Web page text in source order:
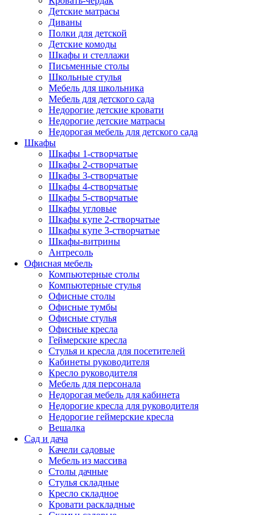
Детские матрасы
Диваны
Полки для детской
Детские комоды
Шкафы и стеллажи
Письменные столы
Школьные стулья
Мебель для школьника
Мебель для детского сада
Недорогие детские кровати
Недорогие детские матрасы
Недорогая мебель для детского сада
Шкафы
Шкафы 1-створчатые
Шкафы 2-створчатые
Шкафы 3-створчатые
Шкафы 4-створчатые
Шкафы 5-створчатые
Шкафы угловые
Шкафы купе 2-створчатые
Шкафы купе 3-створчатые
Шкафы-витрины
Антресоль
Офисная мебель
Компьютерные столы
Компьютерные стулья
Офисные столы
Офисные тумбы
Офисные стулья
Офисные кресла
Геймерские кресла
Стулья и кресла для посетителей
Кабинеты руководителя
Кресло руководителя
Мебель для персонала
Недорогая мебель для кабинета
Недорогие кресла для руководителя
Недорогие геймерские кресла
Вешалка
Сад и дача
Качели садовые
Мебель из массива
Столы дачные
Стулья складные
Кресло складное
Кровати раскладные